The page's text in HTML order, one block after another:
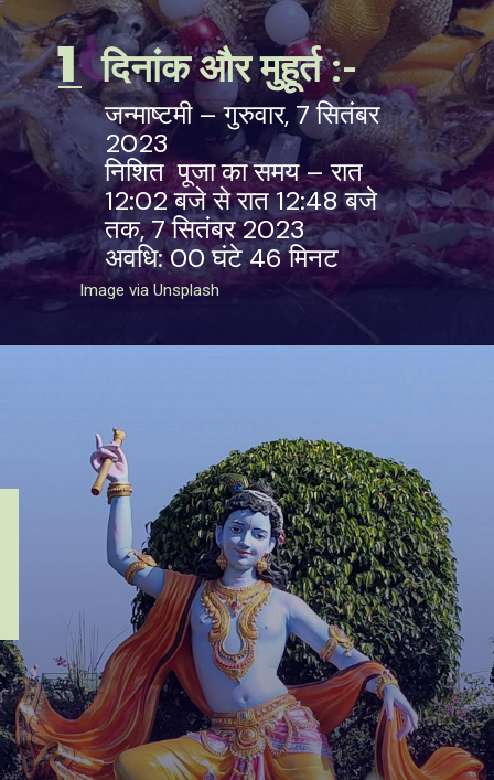
Image via Unsplash
जन्माष्टमी – गुरुवार, 7 सितंबर
2023
निशित पूजा का समय – रात
12:02 बजे से रात 12:48 बजे
तक, 7 सितंबर 2023
अवधि: 00 घंटे 46 मिनट
1 दिनांक और मुहूर्त :-